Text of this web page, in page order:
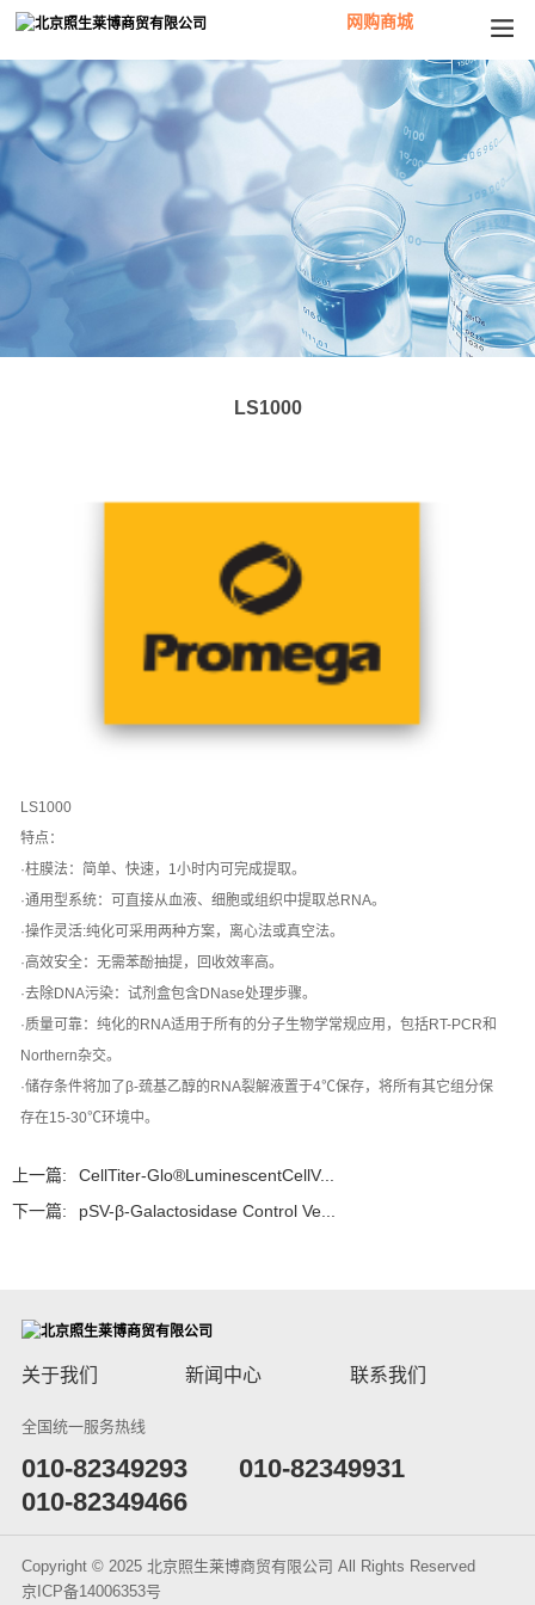
网购商城
LS1000
LS1000
特点：
·柱膜法：简单、快速，1小时内可完成提取。
·通用型系统：可直接从血液、细胞或组织中提取总RNA。
·操作灵活:纯化可采用两种方案，离心法或真空法。
·高效安全：无需苯酚抽提，回收效率高。
·去除DNA污染：试剂盒包含DNase处理步骤。
·质量可靠：纯化的RNA适用于所有的分子生物学常规应用，包括RT-PCR和
Northern杂交。
·储存条件将加了β-巯基乙醇的RNA裂解液置于4℃保存，将所有其它组分保
存在15-30℃环境中。
上一篇:
CellTiter-Glo®LuminescentCellV...
下一篇:
pSV-β-Galactosidase Control Ve...
关于我们 新闻中心 联系我们
全国统一服务热线
​010-82349293
010-82349931
010-82349466
Copyright © 2025 北京照生莱博商贸有限公司 All Rights Reserved
京ICP备14006353号